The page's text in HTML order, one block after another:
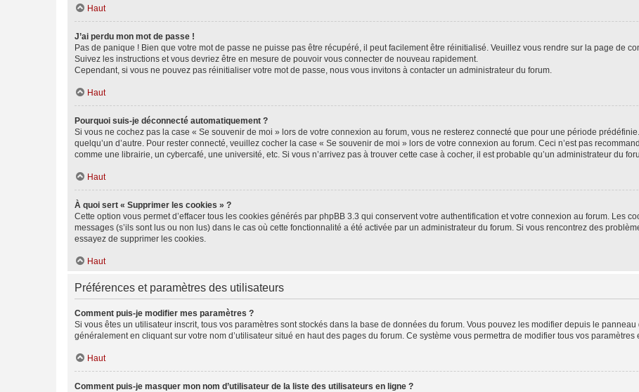
Haut
J’ai perdu mon mot de passe !
Pas de panique ! Bien que votre mot de passe ne puisse pas être récupéré, il peut facilement être réinitialisé. Veuillez vous rendre sur la page de
Suivez les instructions et vous devriez être en mesure de pouvoir vous connecter de nouveau rapidement.
Cependant, si vous ne pouvez pas réinitialiser votre mot de passe, nous vous invitons à contacter un administrateur du forum.
Haut
Pourquoi suis-je déconnecté automatiquement ?
Si vous ne cochez pas la case « Se souvenir de moi » lors de votre connexion au forum, vous ne resterez connecté que pour une période
quelqu’un d’autre. Pour rester connecté, veuillez cocher la case « Se souvenir de moi » lors de votre connexion au forum. Ceci n’est pas
comme une librairie, un cybercafé, une université, etc. Si vous n’arrivez pas à trouver cette case à cocher, il est probable qu’un administrateur du
Haut
À quoi sert « Supprimer les cookies » ?
Cette option vous permet d’effacer tous les cookies générés par phpBB 3.3 qui conservent votre authentification et votre connexion au forum. Les
messages (s’ils sont lus ou non lus) dans le cas où cette fonctionnalité a été activée par un administrateur du forum. Si vous rencontrez des
essayez de supprimer les cookies.
Haut
Préférences et paramètres des utilisateurs
Comment puis-je modifier mes paramètres ?
Si vous êtes un utilisateur inscrit, tous vos paramètres sont stockés dans la base de données du forum. Vous pouvez les modifier depuis le
généralement en cliquant sur votre nom d’utilisateur situé en haut des pages du forum. Ce système vous permettra de modifier tous vos paramètres
Haut
Comment puis-je masquer mon nom d’utilisateur de la liste des utilisateurs en ligne ?